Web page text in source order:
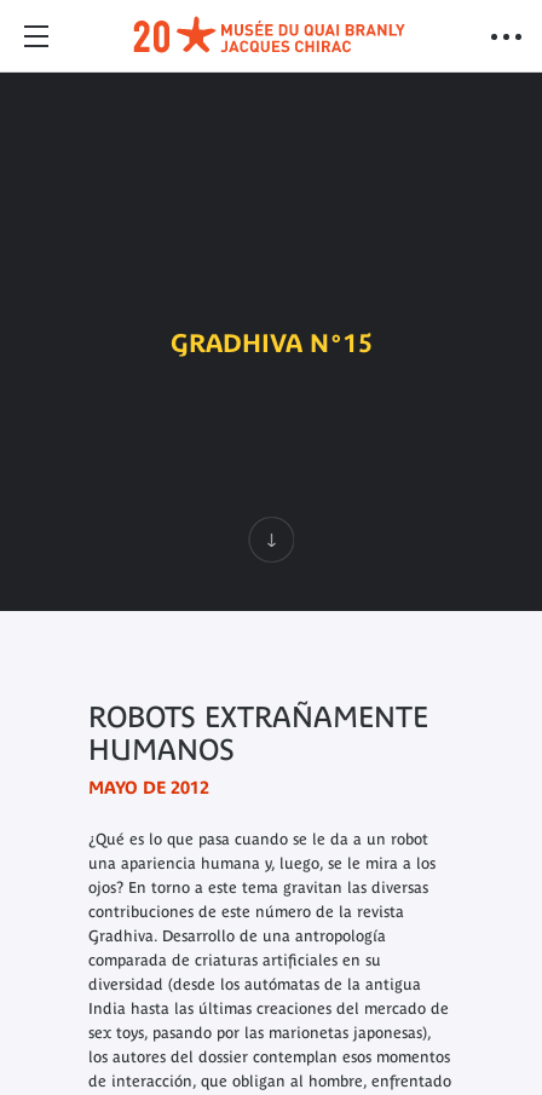
GRADHIVA N°15
ROBOTS EXTRAÑAMENTE
HUMANOS
MAYO DE 2012
¿Qué es lo que pasa cuando se le da a un robot
una apariencia humana y, luego, se le mira a los
ojos? En torno a este tema gravitan las diversas
contribuciones de este número de la revista
Gradhiva. Desarrollo de una antropología
comparada de criaturas artificiales en su
diversidad (desde los autómatas de la antigua
India hasta las últimas creaciones del mercado de
sex toys, pasando por las marionetas japonesas),
los autores del dossier contemplan esos momentos
de interacción, que obligan al hombre, enfrentado